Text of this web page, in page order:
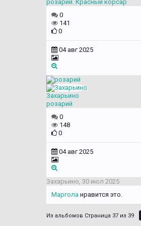
розарий. Красный корсар
0
141
0
04 авг 2025
Захарьино
розарий
0
148
0
04 авг 2025
Захарьино, 30 июл 2025
Маргола нравится это.
Страница 37 из 39